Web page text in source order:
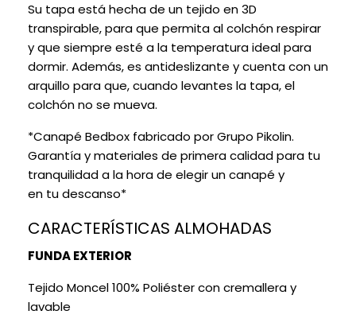
Su tapa está hecha de un tejido en 3D
transpirable, para que permita al colchón respirar
y que siempre esté a la temperatura ideal para
dormir. Además, es antideslizante y cuenta con un
arquillo para que, cuando levantes la tapa, el
colchón no se mueva.
*Canapé Bedbox fabricado por Grupo Pikolin.
Garantía y materiales de primera calidad para tu
tranquilidad a la hora de elegir un canapé y
en tu descanso*
CARACTERÍSTICAS ALMOHADAS
FUNDA EXTERIOR
Tejido Moncel 100% Poliéster con cremallera y
lavable